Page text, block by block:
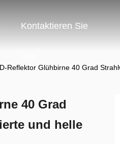
Kontaktieren Sie
Reflektor Glühbirne 40 Grad
40 Grad
und helle